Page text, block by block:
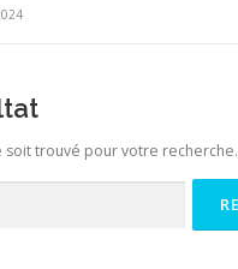
soit trouvé pour votre recherche.